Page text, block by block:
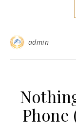
admin
Phone